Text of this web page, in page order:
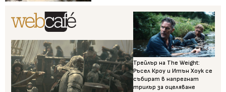
Трейлър на The Weight:
Ръсел Кроу и Итън Хоук се
събират в напрегнат
трилър за оцеляване